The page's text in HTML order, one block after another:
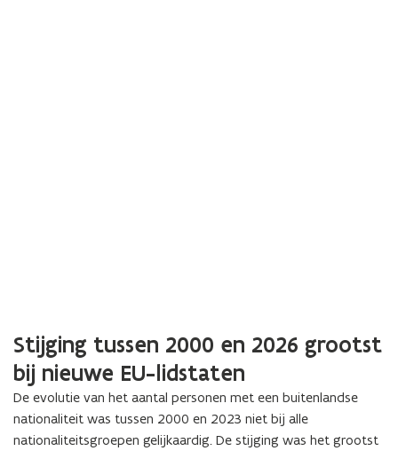
Stijging tussen 2000 en 2026 grootst
bij nieuwe EU-lidstaten
De evolutie van het aantal personen met een buitenlandse
nationaliteit was tussen 2000 en 2023 niet bij alle
nationaliteitsgroepen gelijkaardig. De stijging was het grootst